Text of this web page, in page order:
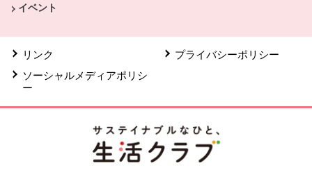
イベント
リンク
プライバシーポリシー
ソーシャルメディアポリシ
ー